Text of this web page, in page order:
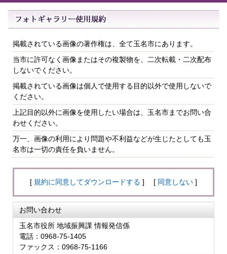
掲載されている画像の著作権は、全て玉名市にあります。
当市に許可なく画像またはその複製物を、二次転載・二次配布
しないでください。
掲載されている画像は個人で使用する目的以外で使用しないで
ください。
上記目的以外に画像を使用したい場合は、玉名市までお問い合
わせください。
万一、画像の利用により問題や不利益などが生じたとしても玉
名市は一切の責任を負いません。
[ 規約に同意してダウンロードする ] [ 同意しない ]
お問い合わせ
玉名市役所 地域振興課 情報発信係
電話：0968-75-1405
ファックス：0968-75-1166